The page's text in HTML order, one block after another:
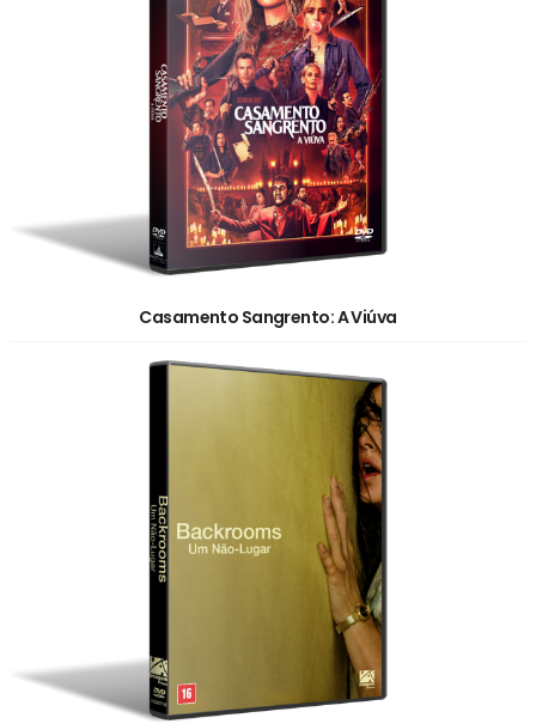
Casamento Sangrento: A Viúva